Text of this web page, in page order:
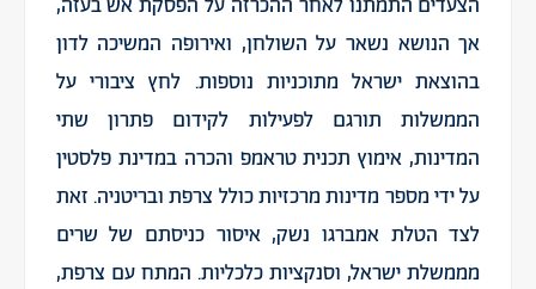
אך הנושא נשאר על השולחן, ואירופה המשיכה לדון
בהוצאת ישראל מתוכניות נוספות. לחץ ציבורי על
הממשלות תורגם לפעילות לקידום פתרון שתי
המדינות, אימוץ תכנית טראמפ והכרה במדינת פלסטין
על ידי מספר מדינות מרכזיות כולל צרפת ובריטניה. זאת
לצד הטלת אמברגו נשק, איסור כניסתם של שרים
מממשלת ישראל, וסנקציות כלכליות. המתח עם צרפת,